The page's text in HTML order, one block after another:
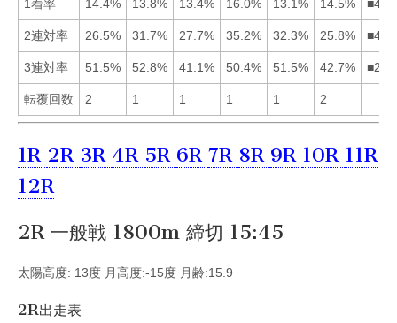
1着率 14.4% 13.8% 13.4% 16.0% 13.1% 14.5%
2連対率 26.5% 31.7% 27.7% 35.2% 32.3% 25.8%
3連対率 51.5% 52.8% 41.1% 50.4% 51.5% 42.7%
転覆回数 2 1 1 1 1 2
1R 2R 3R 4R 5R 6R 7R 8R 9R 10R 11R
12R
2R 一般戦 1800m 締切 15:45
太陽高度: 13度 月高度:-15度 月齢:15.9
2R出走表